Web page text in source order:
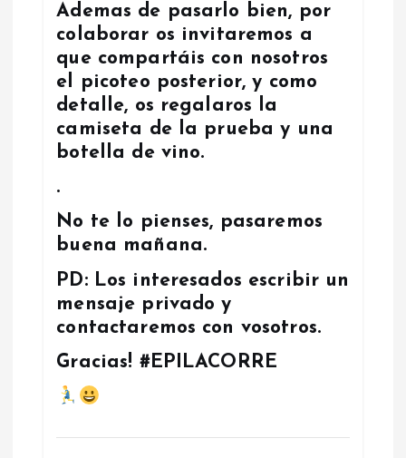
Ademas de pasarlo bien, por
colaborar os invitaremos a
que compartáis con nosotros
el picoteo posterior, y como
detalle, os regalaros la
camiseta de la prueba y una
botella de vino.
.
No te lo pienses, pasaremos
buena mañana.
PD: Los interesados escribir un
mensaje privado y
contactaremos con vosotros.
Gracias! #EPILACORRE